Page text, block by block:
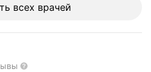
всех врачей